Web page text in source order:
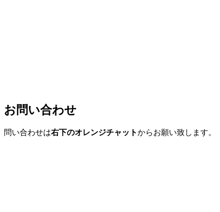
お問い合わせ
問い合わせは右下のオレンジチャットからお願い致します。